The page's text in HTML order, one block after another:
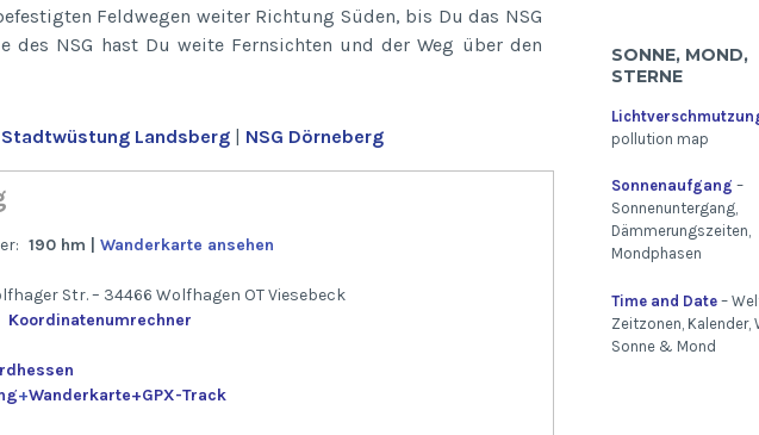
Feldwegen weiter Richtung Süden, bis Du das NSG
des NSG hast Du weite Fernsichten und der Weg über den
Stadtwüstung Landsberg| NSG Dörneberg
190 hm | Wanderkarte ansehen
Str. – 34466 Wolfhagen OT Viesebeck
Koordinatenumrechner
+Wanderkarte+GPX-Track
SONNE, MOND,
STERNE
pollution map
Sonnenaufgang –
Sonnenuntergang,
Dämmerungszeiten,
Mondphasen
Time and Date–
Zeitzonen, Kalender,
Sonne & Mond